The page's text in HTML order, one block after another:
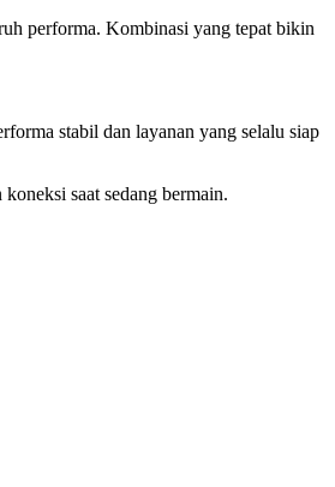
performa. Kombinasi yang tepat bikin
stabil dan layanan yang selalu siap
saat sedang bermain.